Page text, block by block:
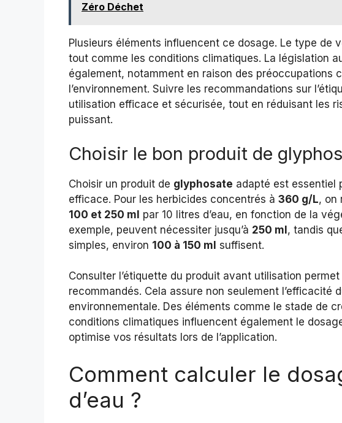
Zéro Déchet
Plusieurs éléments influencent ce dosage. Le type de
tout comme les conditions climatiques. La législation
également, notamment en raison des préoccupations
l’environnement. Suivre les recommandations sur
utilisation efficace et sécurisée, tout en réduisant les
puissant.
Choisir le bon produit de
Choisir un produit de glyphosate adapté est essentiel
efficace. Pour les herbicides concentrés à 360 g/L, on
100 et 250 ml par 10 litres d’eau, en fonction de la
exemple, peuvent nécessiter jusqu’à 250 ml, tandis
simples, environ 100 à 150 ml suffisent.
Consulter l’étiquette du produit avant utilisation
recommandés. Cela assure non seulement l’efficacité
environnementale. Des éléments comme le stade de
conditions climatiques influencent également le
optimise vos résultats lors de l’application.
Comment calculer le
d’eau ?